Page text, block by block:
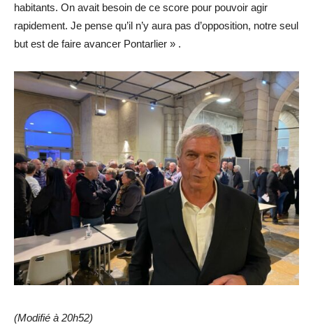
habitants. On avait besoin de ce score pour pouvoir agir
rapidement. Je pense qu’il n’y aura pas d’opposition, notre seul
but est de faire avancer Pontarlier » .
(Modifié à 20h52)